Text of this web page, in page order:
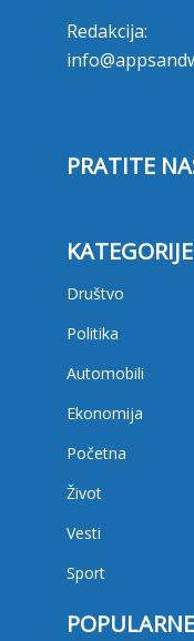
Redakcija:
PRATITE
KATEGORIJE
Društvo
Politika
Automobili
Ekonomija
Početna
Život
Vesti
Sport